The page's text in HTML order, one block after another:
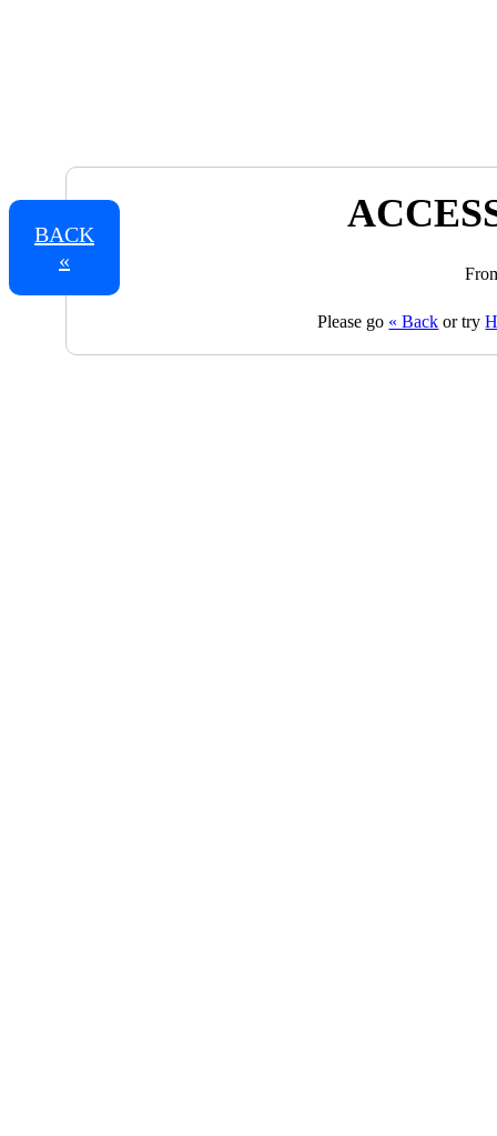
BACK
«
Please go « Back or try